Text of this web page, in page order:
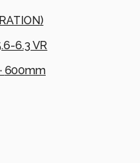
)
6.3 VR
600mm